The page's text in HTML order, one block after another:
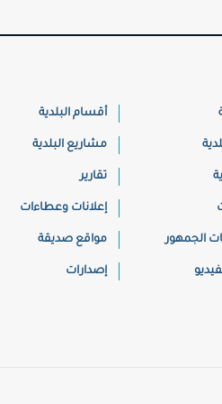
أقسام البلدية
مشاريع البلدية
تقارير
إعلانات وعطاءات
الجمهور مواقع صديقة
إصدارات